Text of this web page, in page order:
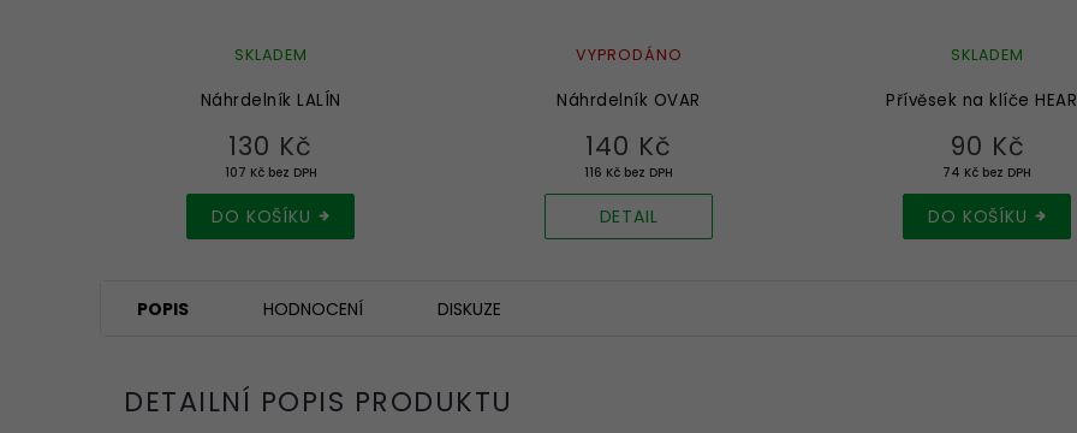
Náhrdelník LALÍN
SKLADEM
107 Kč bez DPH
130 Kč
DO KOŠÍKU
Náhrdelník OVAR
VYPRODÁNO
116 Kč bez DPH
140 Kč
DETAIL
Přívěsek na klíče
SKLADEM
74 Kč bez DPH
90 Kč
DO KOŠÍKU
POPIS HODNOCENÍ DISKUZE
DETAILNÍ POPIS PRODUKTU